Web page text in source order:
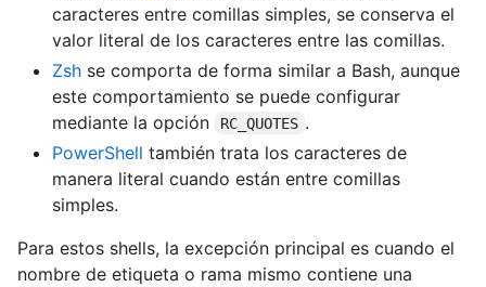
caracteres entre comillas simples, se conserva el
valor literal de los caracteres entre las comillas.
Zsh se comporta de forma similar a Bash, aunque
este comportamiento se puede configurar
mediante la opción
RC_QUOTES .
PowerShell también trata los caracteres de
manera literal cuando están entre comillas
simples.
Para estos shells, la excepción principal es cuando el
nombre de etiqueta o rama mismo contiene una